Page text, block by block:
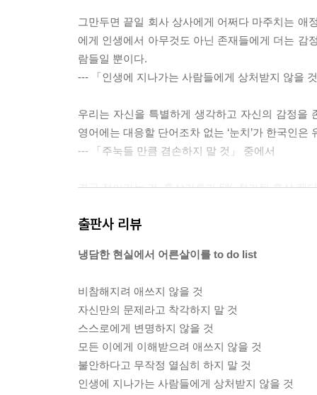
그만두면 끝일 회사 상사에게 어쩌다 마주치는 애
에게 인생에서 아무것도 아닌 존재들에게 더는 감
람들일 뿐이다.
--- 「인생에 지나가는 사람들에게 상처받지 않을
우리는 자신을 특별하게 생각하고 자신의 감정을
영어에는 대응할 단어조차 없는 ‘눈치’가 한국인
--- 「주눅들 만큼 겸손하지 말 것」 중에서
결국 점이라는 건, 홍삼가루가 5% 첨가된 홍삼 캔
본질이 모호함에 있기 때문이다.
단함을 견뎌내라. 당신이 해야 할 일은 연한 희망
--- 「희망의 근거를 만들 것」 중에서
‘어떻게 돈을 벌 것인가’ 하는 질문 이전에, ‘무엇
--- 「돈으로 환원되지 않는 나 자신이 될것」 중에
출판사 리뷰
냉담한 현실에서 어른살이를 to do list
비참해지려 애쓰지 않을 것
자신만의 문제라고 착각하지 말 것
스스로에게 변명하지 않을 것
모든 이에게 이해받으려 애쓰지 않을 것
불안하다고 무작정 열심히 하지 말 것
인생에 지나가는 사람들에게 상처받지 않을 것